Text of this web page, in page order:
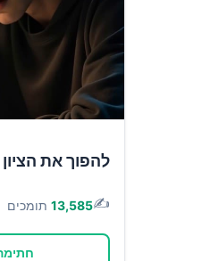
להפוך את הציון
✍️
13,585 תומכים